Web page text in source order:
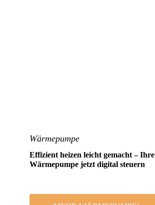
Wärmepumpe
Effizient heizen leicht gemacht –Ihre
Wärmepumpe jetzt digital steuern